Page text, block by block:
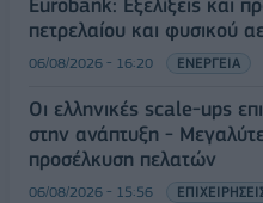
Eurobank: Εξελίξεις και
πετρελαίου και φυσικού
06/08/2026 - 16:20 ΕΝΕΡΓΕΙΑ
Οι ελληνικές scale-ups
στην ανάπτυξη -
προσέλκυση πελατών
06/08/2026 - 15:56